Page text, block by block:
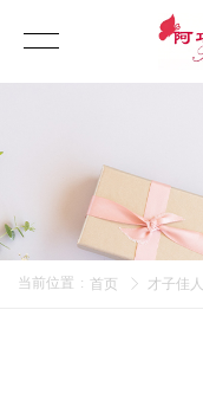
当前位置 : 首页 才子佳人